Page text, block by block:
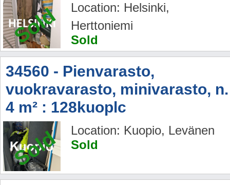
Sold
Location: Helsinki,
Herttoniemi
Sold
34560 - Pienvarasto,
vuokravarasto, minivarasto, n.
4 m² : 128kuoplc
Sold
Location: Kuopio, Levänen
Sold